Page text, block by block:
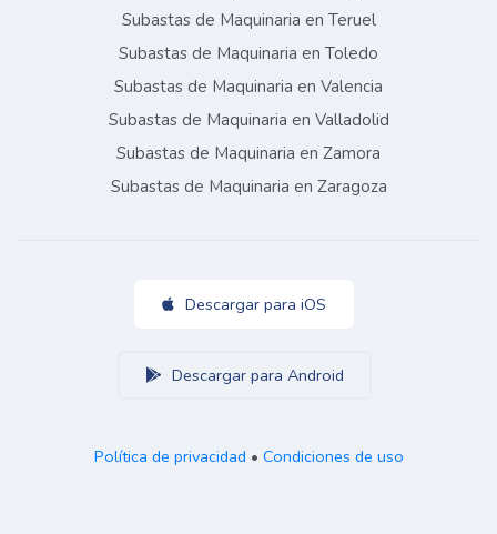
Subastas de Maquinaria en Teruel
Subastas de Maquinaria en Toledo
Subastas de Maquinaria en Valencia
Subastas de Maquinaria en Valladolid
Subastas de Maquinaria en Zamora
Subastas de Maquinaria en Zaragoza
Descargar para iOS
Descargar para Android
Política de privacidad • Condiciones de uso